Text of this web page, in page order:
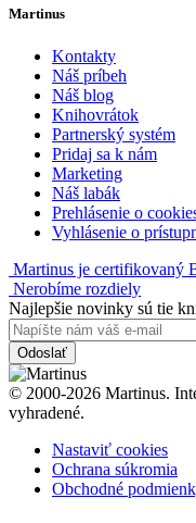
Martinus
Kontakty
Náš príbeh
Náš blog
Knihovrátok
Partnerský systém
Pridaj sa k nám
Marketing
Náš labák
Prehlásenie o
Vyhlásenie o
Martinus je certifikovaný
Nerobíme rozdiely
Najlepšie novinky sú tie
Odoslať
© 2000-2026 Martinus.
vyhradené.
Nastaviť cookies
Ochrana súkromia
Obchodné